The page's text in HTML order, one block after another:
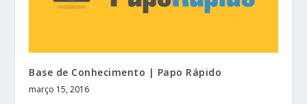
Base de Conhecimento | Papo Rápido
março 15, 2016